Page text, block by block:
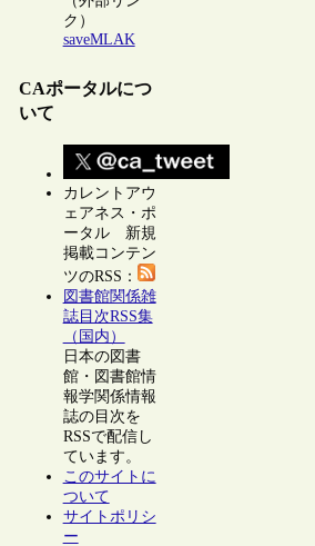
ク）
saveMLAK
CAポータルにつ
いて
カレントアウ
ェアネス・ポ
ータル 新規
掲載コンテン
ツのRSS：
図書館関係雑
誌目次RSS集
（国内）
日本の図書
館・図書館情
報学関係情報
誌の目次を
RSSで配信し
ています。
このサイトに
ついて
サイトポリシ
ー